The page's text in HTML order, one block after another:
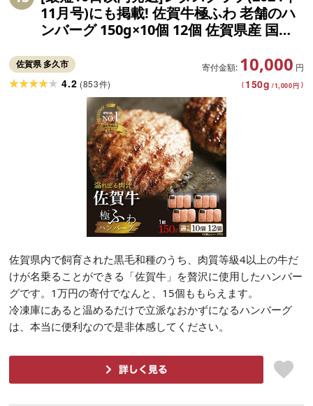
11月号)にも掲載! 佐賀牛極ふわ 老舗のハ
ンバーグ 150g×10個 12個 佐賀県産 国産
バーグ 冷凍 10000 10000円 12000 12000
円 b-72
佐賀県 多久市 寄付金額: 10,000 円
( 150g /1,000円 )
4.2 (853件)
佐賀県内で飼育された黒毛和種のうち、肉質等級4以上の牛だ
けが名乗ることができる「佐賀牛」を贅沢に使用したハンバー
グです。1万円の寄付でなんと、15個ももらえます。
冷凍庫にあると温めるだけで立派なおかずになるハンバーグ
は、本当に便利なので是非体感してください。